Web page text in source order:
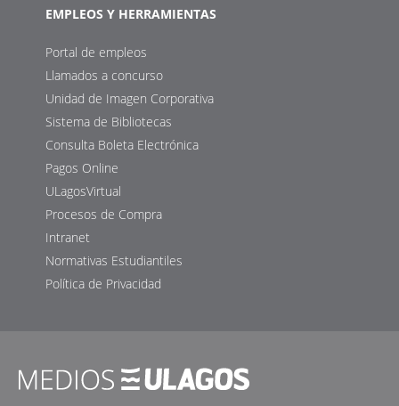
EMPLEOS Y HERRAMIENTAS
Portal de empleos
Llamados a concurso
Unidad de Imagen Corporativa
Sistema de Bibliotecas
Consulta Boleta Electrónica
Pagos Online
ULagosVirtual
Procesos de Compra
Intranet
Normativas Estudiantiles
Política de Privacidad